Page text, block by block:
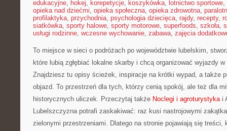
edukacyjne, hokej, korepetycje, koszykówka, lotnictwo sportowe,
opieka nad dziećmi, opieka społeczna, opieka zdrowotna,
profilaktyka, przychodnia, psychologia dziecięca, rajdy, recepty,
siatkówka, sporty halowe, sporty motorowe, superfoods, szkoła,
usługi rodzinne, wczesne wychowanie, zabawa, zajęcia
To miejsce w sieci o podróżach po województwie lubelskim,
które lubią zgłębiać lokalne skarby i chcą organizować wyjazdy
Znajdziesz tu opisy ścieżek, inspiracje na krótki wypad, a także
objazd. To przestrzeń dla tych, którzy cenią spokój, ale też dla
historycznych uliczek. Przeczytaj także Noclegi i agroturystykai
Lubelszczyzna potrafi zaskakiwać: raz kusi nastrojowymi
zielonymi przestrzeniami. Dlatego na stronie pojawiają się treści,